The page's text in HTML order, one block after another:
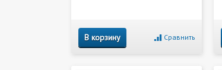
В корзину Сравнить